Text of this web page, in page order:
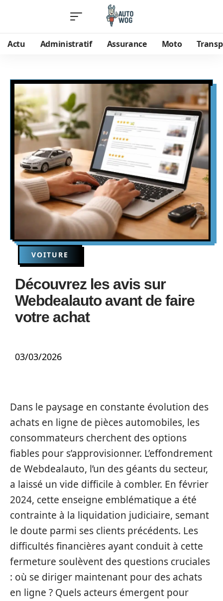
Actu Administratif Assurance Moto
VOITURE
Découvrez les avis sur
Webdealauto avant de faire
votre achat
03/03/2026
Dans le paysage en constante évolution des
achats en ligne de pièces automobiles, les
consommateurs cherchent des options
fiables pour s’approvisionner. L’effondrement
de Webdealauto, l’un des géants du secteur,
a laissé un vide difficile à combler. En février
2024, cette enseigne emblématique a été
contrainte à la liquidation judiciaire, semant
le doute parmi ses clients précédents. Les
difficultés financières ayant conduit à cette
fermeture soulèvent des questions cruciales
: où se diriger maintenant pour des achats
en ligne ? Quels acteurs émergent pour